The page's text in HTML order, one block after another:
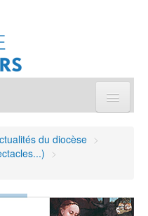
du diocèse >
>